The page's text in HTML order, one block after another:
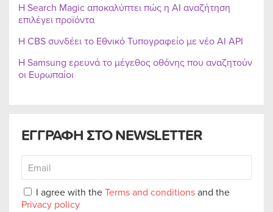
ΕΓΓΡΑΦΗ ΣΤΟ NEWSLETTER
I agree with theTerms and conditionsand the
Privacy policy
Η Search Magic αποκαλύπτει πώς η AI αναζήτηση
επιλέγει προϊόντα
Η CBS συνδέει το Εθνικό Τυπογραφείο με νέο AI API
Η Samsung ερευνά το μέγεθος οθόνης που αναζητούν
οι Ευρωπαίοι